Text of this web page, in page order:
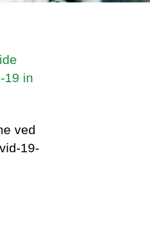
19 in
ved
19-